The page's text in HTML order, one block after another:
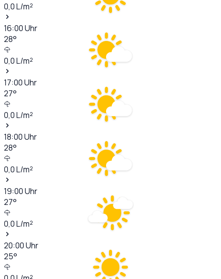
0,0L/m²
16:00Uhr
28°
0,0L/m²
17:00Uhr
27°
0,0L/m²
18:00Uhr
28°
0,0L/m²
19:00Uhr
27°
0,0L/m²
20:00Uhr
25°